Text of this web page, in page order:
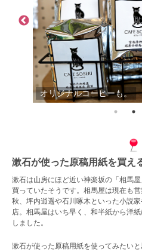
オリジナルコーヒーも。
漱石が使った原稿用紙を買え
漱石は山房にほど近い神楽坂の「相馬
買っていたそうです。相馬屋は現在も
秋、坪内逍遥や石川啄木といった小説
店。相馬屋はいち早く、和半紙から洋
しました。
漱石が使った原稿用紙を使ってみたい